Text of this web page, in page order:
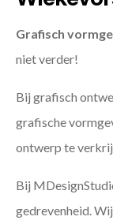
Grafisch
niet verder!
Bij grafisch
grafische
ontwerp te
Bij
gedrevenheid.